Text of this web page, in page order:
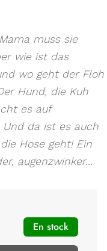
muss sie
wie ist das
wo geht der Floh
Hund, die Kuh
es auf
Und da ist es auch
Hose geht! Ein
augenzwinker...
En stock